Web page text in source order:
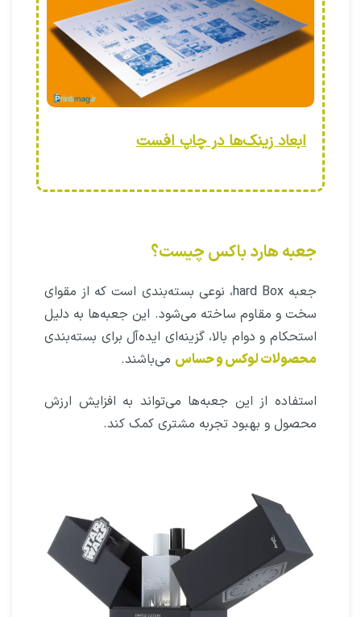
ابعاد زینک‌ها در چاپ افست
جعبه هارد باکس چیست؟
جعبه hard Box، نوعی بسته‌بندی است که از مقوای
سخت و مقاوم ساخته می‌شود. این جعبه‌ها به دلیل
استحکام و دوام بالا، گزینه‌ای ایده‌آل برای بسته‌بندی
محصولات لوکس و حساس می‌باشند.
استفاده از این جعبه‌ها می‌تواند به افزایش ارزش
محصول و بهبود تجربه مشتری کمک کند.